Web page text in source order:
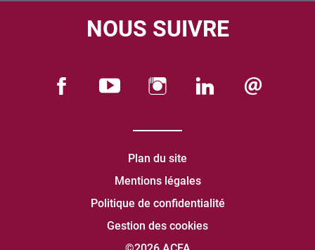
NOUS SUIVRE
Plan du site
Mentions légales
Politique de confidentialité
Gestion des cookies